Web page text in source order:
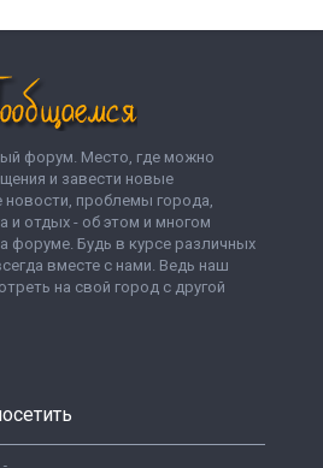
форум. Место, где можно
и завести новые
проблемы города,
и отдых - об этом и многом
форуме. Будь в курсе различных
вместе с нами. Ведь наш
на свой город с другой